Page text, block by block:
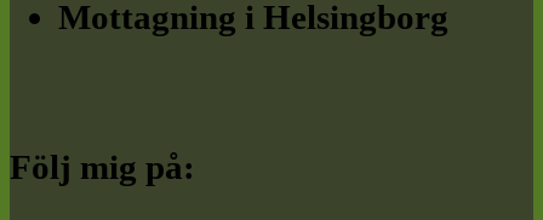
Mottagning i Helsingborg
Följ mig på: